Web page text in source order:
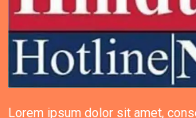
Lorem ipsum dolor sit amet,